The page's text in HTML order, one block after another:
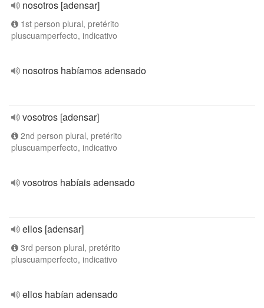
nosotros [adensar]
1st person plural, pretérito
pluscuamperfecto, indicativo
nosotros habíamos adensado
vosotros [adensar]
2nd person plural, pretérito
pluscuamperfecto, indicativo
vosotros habíais adensado
ellos [adensar]
3rd person plural, pretérito
pluscuamperfecto, indicativo
ellos habían adensado